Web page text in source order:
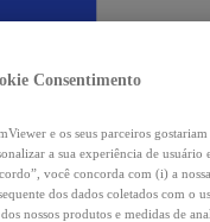
Consentimento
e os seus parceiros
a sua experiência de usuário
você concorda com (i) a
dos dados coletados com o
nossos produtos e medidas de